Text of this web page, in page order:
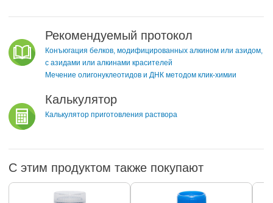
Рекомендуемый протокол
Конъюгация белков, модифицированных алкином или азидом,
с азидами или алкинами красителей
Мечение олигонуклеотидов и ДНК методом клик-химии
Калькулятор
Калькулятор приготовления раствора
С этим продуктом также покупают